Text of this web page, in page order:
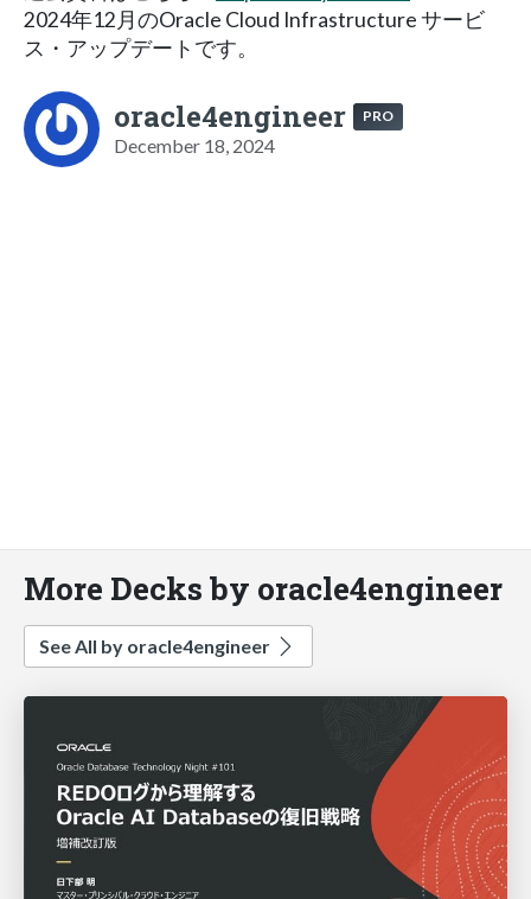
2024年12月のOracle Cloud Infrastructure サービ
ス・アップデートです。
oracle4engineer PRO
December 18, 2024
More Decks by oracle4engineer
See All by oracle4engineer